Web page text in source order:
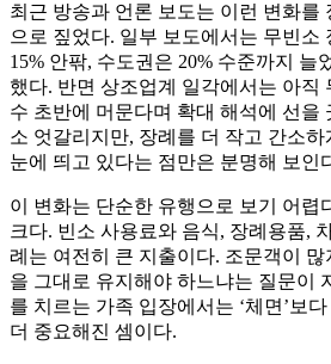
최근 방송과 언론 보도는 이런 변화를
으로 짚었다. 일부 보도에서는 무빈소
15% 안팎, 수도권은 20% 수준까지 늘
했다. 반면 상조업계 일각에서는 아직
수 초반에 머문다며 확대 해석에 선을
소 엇갈리지만, 장례를 더 작고 간소하
눈에 띄고 있다는 점만은 분명해 보인
이 변화는 단순한 유행으로 보기 어렵
크다. 빈소 사용료와 음식, 장례용품,
례는 여전히 큰 지출이다. 조문객이
을 그대로 유지해야 하느냐는 질문이
를 치르는 가족 입장에서는 ‘체면’보다
더 중요해진 셈이다.